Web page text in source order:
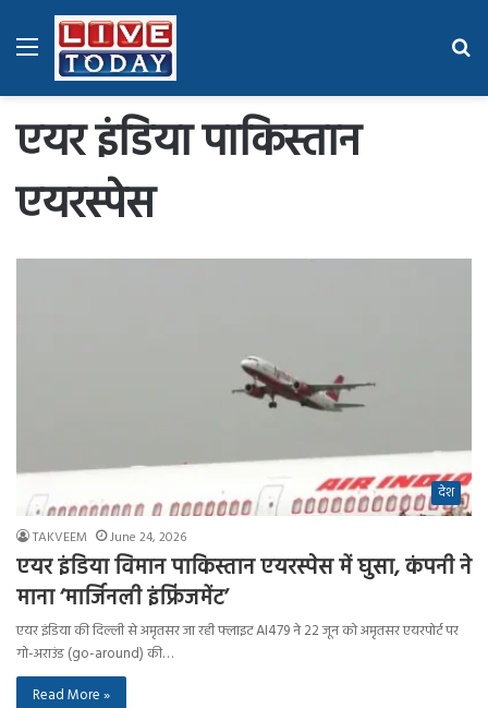
Menu
एयर इंडिया पाकिस्तान
एयरस्पेस
देश
TAKVEEM June 24, 2026
एयर इंडिया विमान पाकिस्तान एयरस्पेस में घुसा, कंपनी ने
माना ‘मार्जिनली इंफ्रिंजमेंट’
एयर इंडिया की दिल्ली से अमृतसर जा रही फ्लाइट AI479 ने 22 जून को अमृतसर एयरपोर्ट पर
गो-अराउंड (go-around) की…
Read More »